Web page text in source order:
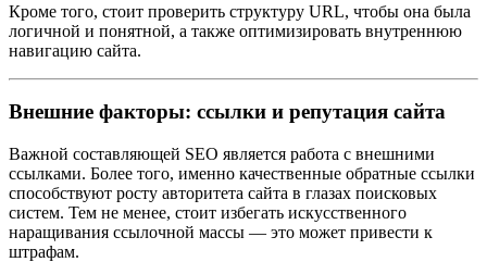
Кроме того, стоит проверить структуру URL, чтобы она была
логичной и понятной, а также оптимизировать внутреннюю
навигацию сайта.
Внешние факторы: ссылки и репутация сайта
Важной составляющей SEO является работа с внешними
ссылками. Более того, именно качественные обратные ссылки
способствуют росту авторитета сайта в глазах поисковых
систем. Тем не менее, стоит избегать искусственного
наращивания ссылочной массы — это может привести к
штрафам.